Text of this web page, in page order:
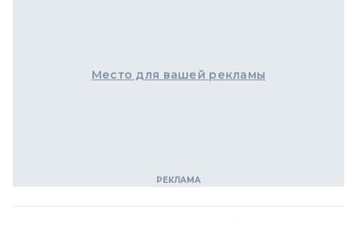
Место для вашей рекламы